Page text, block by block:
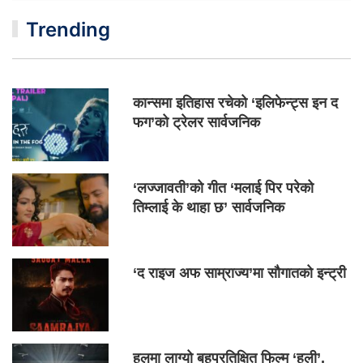
Trending
कान्समा इतिहास रचेको ‘इलिफेन्ट्स इन द
फग’को ट्रेलर सार्वजनिक
‘लज्जावती’को गीत ‘मलाई पिर परेको
तिम्लाई के थाहा छ’ सार्वजनिक
‘द राइज अफ साम्राज्य’मा सौगातको इन्ट्री
हलमा लाग्यो बहुप्रतिक्षित फिल्म ‘हली’,